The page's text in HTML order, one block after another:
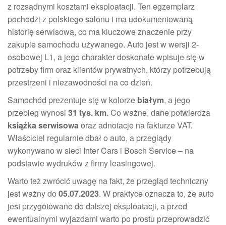
z rozsądnymi kosztami eksploatacji. Ten egzemplarz
pochodzi z polskiego salonu i ma udokumentowaną
historię serwisową, co ma kluczowe znaczenie przy
zakupie samochodu używanego. Auto jest w wersji 2-
osobowej L1, a jego charakter doskonale wpisuje się w
potrzeby firm oraz klientów prywatnych, którzy potrzebują
przestrzeni i niezawodności na co dzień.
Samochód prezentuje się w kolorze białym, a jego
przebieg wynosi 31 tys. km. Co ważne, dane potwierdza
książka serwisowaoraz adnotacje na fakturze VAT.
Właściciel regularnie dbał o auto, a przeglądy
wykonywano w sieci Inter Cars i Bosch Service – na
podstawie wydruków z firmy leasingowej.
Warto też zwrócić uwagę na fakt, że przegląd techniczny
jest ważny do 05.07.2023. W praktyce oznacza to, że auto
jest przygotowane do dalszej eksploatacji, a przed
ewentualnymi wyjazdami warto po prostu przeprowadzić